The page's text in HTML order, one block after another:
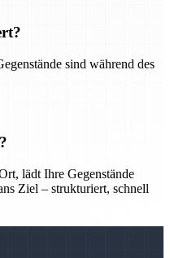
sind während des
lädt Ihre Gegenstände
Ziel – strukturiert, schnell